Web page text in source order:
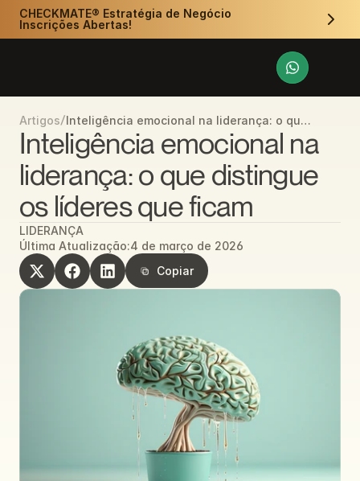
Artigos/Inteligência emocional na liderança: o que
distingue os líderes que ficam
Inteligência emocional na
liderança: o que distingue
os líderes que ficam
LIDERANÇA
Última Atualização:4 de março de 2026
Copiar
Copiar
CHECKMATE® Estratégia de Negócio
Inscrições Abertas!